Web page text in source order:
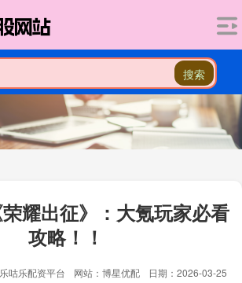
搜索
耀出征》：大氪玩家必看
攻略！！
咕乐配资平台 网站：博星优配
日期：2026-03-25